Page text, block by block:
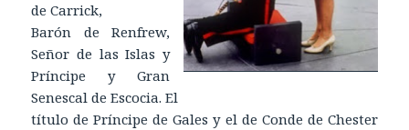
de Carrick,
Barón de Renfrew,
Señor de las Islas y
Príncipe y Gran
Senescal de Escocia. El
título de Príncipe de Gales y el de Conde de Chester